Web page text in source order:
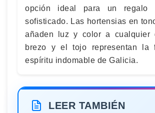
opción ideal para un regalo
sofisticado. Las hortensias en
añaden luz y color a cualquier
brezo y el tojo representan la
espíritu indomable de Galicia.
LEER TAMBIÉN